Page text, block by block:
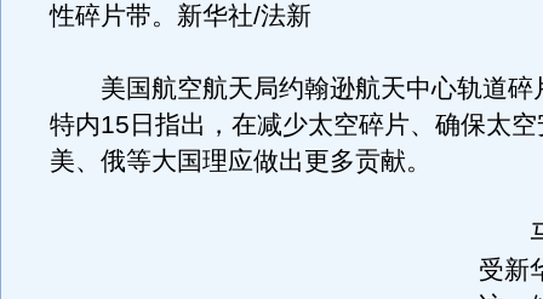
性碎片带。新华社/法新
美国航空航天局约翰逊航天中心轨道碎
特内15日指出，在减少太空碎片、确保太
美、俄等大国理应做出更多贡献。
马
受新